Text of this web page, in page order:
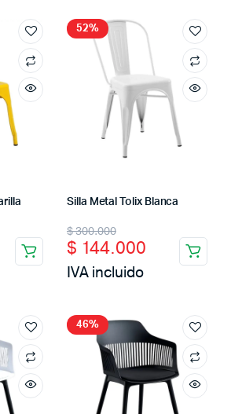
$ 300.000.
$ 144.000.
52%
Silla Metal Tolix Blanca
$300.000
Original
price
was:
$ 300.000.
$ 144.000
Current
price
is:
$ 144.000.
IVA incluido
46%